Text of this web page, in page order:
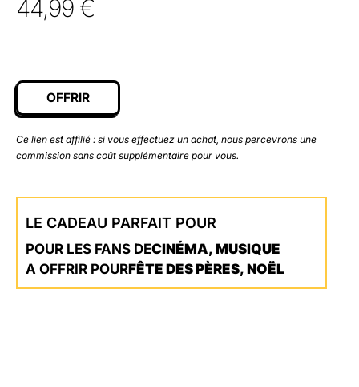
44,99 €
OFFRIR
Ce lien est affilié : si vous effectuez un achat, nous percevrons une
commission sans coût supplémentaire pour vous.
LE CADEAU PARFAIT POUR
POUR LES FANS DECINÉMA, MUSIQUE
A OFFRIR POURFÊTE DES PÈRES, NOËL